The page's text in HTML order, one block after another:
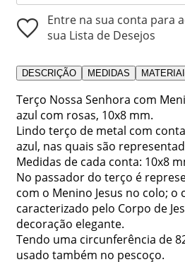
Entre na sua conta para
sua Lista de Desejos
DESCRIÇÃO MEDIDAS
Terço Nossa Senhora com
azul com rosas, 10x8 mm.
Lindo terço de metal com
azul, nas quais são
Medidas de cada conta: 10x8
No passador do terço é
com o Menino Jesus no colo;
caracterizado pelo Corpo de
decoração elegante.
Tendo uma circunferência de
usado também no pescoço.